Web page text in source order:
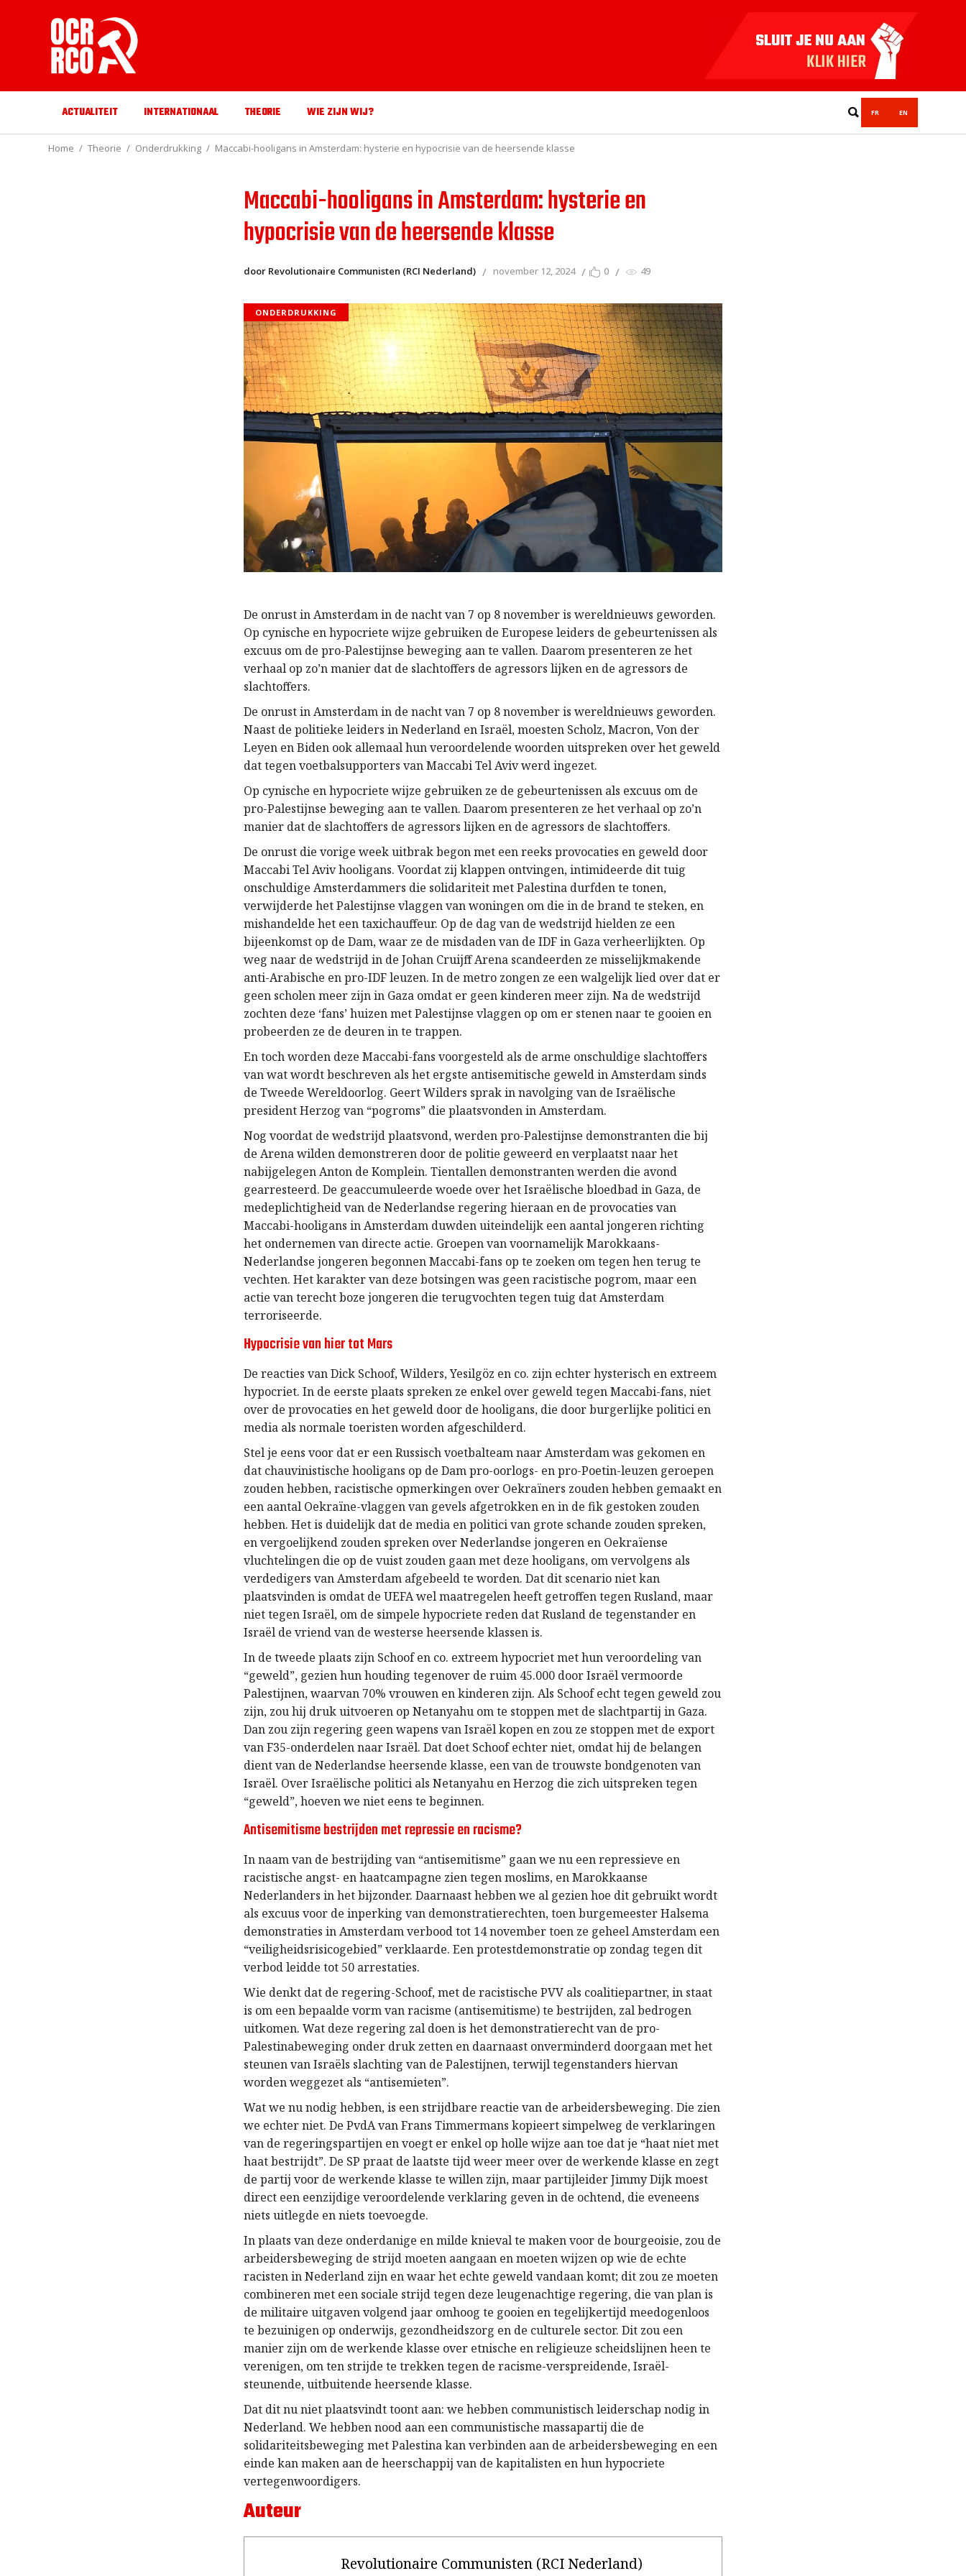
ACTUALITEIT INTERNATIONAAL THEORIE WIE ZIJN WIJ? FR EN
Home Theorie Onderdrukking Maccabi-hooligans in Amsterdam: hysterie en hypocrisie van de heersende klasse
Maccabi-hooligans in Amsterdam: hysterie en
hypocrisie van de heersende klasse
door Revolutionaire Communisten (RCI Nederland) november 12, 2024 0 49
ONDERDRUKKING
De onrust in Amsterdam in de nacht van 7 op 8 november is wereldnieuws geworden.
Op cynische en hypocriete wijze gebruiken de Europese leiders de gebeurtenissen als
excuus om de pro-Palestijnse beweging aan te vallen. Daarom presenteren ze het
verhaal op zo’n manier dat de slachtoffers de agressors lijken en de agressors de
slachtoffers.
De onrust in Amsterdam in de nacht van 7 op 8 november is wereldnieuws geworden.
Naast de politieke leiders in Nederland en Israël, moesten Scholz, Macron, Von der
Leyen en Biden ook allemaal hun veroordelende woorden uitspreken over het geweld
dat tegen voetbalsupporters van Maccabi Tel Aviv werd ingezet.
Op cynische en hypocriete wijze gebruiken ze de gebeurtenissen als excuus om de
pro-Palestijnse beweging aan te vallen. Daarom presenteren ze het verhaal op zo’n
manier dat de slachtoffers de agressors lijken en de agressors de slachtoffers.
De onrust die vorige week uitbrak begon met een reeks provocaties en geweld door
Maccabi Tel Aviv hooligans. Voordat zij klappen ontvingen, intimideerde dit tuig
onschuldige Amsterdammers die solidariteit met Palestina durfden te tonen,
verwijderde het Palestijnse vlaggen van woningen om die in de brand te steken, en
mishandelde het een taxichauffeur. Op de dag van de wedstrijd hielden ze een
bijeenkomst op de Dam, waar ze de misdaden van de IDF in Gaza verheerlijkten. Op
weg naar de wedstrijd in de Johan Cruijff Arena scandeerden ze misselijkmakende
anti-Arabische en pro-IDF leuzen. In de metro zongen ze een walgelijk lied over dat er
geen scholen meer zijn in Gaza omdat er geen kinderen meer zijn. Na de wedstrijd
zochten deze ‘fans’ huizen met Palestijnse vlaggen op om er stenen naar te gooien en
probeerden ze de deuren in te trappen.
En toch worden deze Maccabi-fans voorgesteld als de arme onschuldige slachtoffers
van wat wordt beschreven als het ergste antisemitische geweld in Amsterdam sinds
de Tweede Wereldoorlog. Geert Wilders sprak in navolging van de Israëlische
president Herzog van “pogroms” die plaatsvonden in Amsterdam.
Nog voordat de wedstrijd plaatsvond, werden pro-Palestijnse demonstranten die bij
de Arena wilden demonstreren door de politie geweerd en verplaatst naar het
nabijgelegen Anton de Komplein. Tientallen demonstranten werden die avond
gearresteerd. De geaccumuleerde woede over het Israëlische bloedbad in Gaza, de
medeplichtigheid van de Nederlandse regering hieraan en de provocaties van
Maccabi-hooligans in Amsterdam duwden uiteindelijk een aantal jongeren richting
het ondernemen van directe actie. Groepen van voornamelijk Marokkaans-
Nederlandse jongeren begonnen Maccabi-fans op te zoeken om tegen hen terug te
vechten. Het karakter van deze botsingen was geen racistische pogrom, maar een
actie van terecht boze jongeren die terugvochten tegen tuig dat Amsterdam
terroriseerde.
Hypocrisie van hier tot Mars
De reacties van Dick Schoof, Wilders, Yesilgöz en co. zijn echter hysterisch en extreem
hypocriet. In de eerste plaats spreken ze enkel over geweld tegen Maccabi-fans, niet
over de provocaties en het geweld door de hooligans, die door burgerlijke politici en
media als normale toeristen worden afgeschilderd.
Stel je eens voor dat er een Russisch voetbalteam naar Amsterdam was gekomen en
dat chauvinistische hooligans op de Dam pro-oorlogs- en pro-Poetin-leuzen geroepen
zouden hebben, racistische opmerkingen over Oekraïners zouden hebben gemaakt en
een aantal Oekraïne-vlaggen van gevels afgetrokken en in de fik gestoken zouden
hebben. Het is duidelijk dat de media en politici van grote schande zouden spreken,
en vergoelijkend zouden spreken over Nederlandse jongeren en Oekraïense
vluchtelingen die op de vuist zouden gaan met deze hooligans, om vervolgens als
verdedigers van Amsterdam afgebeeld te worden. Dat dit scenario niet kan
plaatsvinden is omdat de UEFA wel maatregelen heeft getroffen tegen Rusland, maar
niet tegen Israël, om de simpele hypocriete reden dat Rusland de tegenstander en
Israël de vriend van de westerse heersende klassen is.
In de tweede plaats zijn Schoof en co. extreem hypocriet met hun veroordeling van
“geweld”, gezien hun houding tegenover de ruim 45.000 door Israël vermoorde
Palestijnen, waarvan 70% vrouwen en kinderen zijn. Als Schoof echt tegen geweld zou
zijn, zou hij druk uitvoeren op Netanyahu om te stoppen met de slachtpartij in Gaza.
Dan zou zijn regering geen wapens van Israël kopen en zou ze stoppen met de export
van F35-onderdelen naar Israël. Dat doet Schoof echter niet, omdat hij de belangen
dient van de Nederlandse heersende klasse, een van de trouwste bondgenoten van
Israël. Over Israëlische politici als Netanyahu en Herzog die zich uitspreken tegen
“geweld”, hoeven we niet eens te beginnen.
Antisemitisme bestrijden met repressie en racisme?
In naam van de bestrijding van “antisemitisme” gaan we nu een repressieve en
racistische angst- en haatcampagne zien tegen moslims, en Marokkaanse
Nederlanders in het bijzonder. Daarnaast hebben we al gezien hoe dit gebruikt wordt
als excuus voor de inperking van demonstratierechten, toen burgemeester Halsema
demonstraties in Amsterdam verbood tot 14 november toen ze geheel Amsterdam een
“veiligheidsrisicogebied” verklaarde. Een protestdemonstratie op zondag tegen dit
verbod leidde tot 50 arrestaties.
Wie denkt dat de regering-Schoof, met de racistische PVV als coalitiepartner, in staat
is om een bepaalde vorm van racisme (antisemitisme) te bestrijden, zal bedrogen
uitkomen. Wat deze regering zal doen is het demonstratierecht van de pro-
Palestinabeweging onder druk zetten en daarnaast onverminderd doorgaan met het
steunen van Israëls slachting van de Palestijnen, terwijl tegenstanders hiervan
worden weggezet als “antisemieten”.
Wat we nu nodig hebben, is een strijdbare reactie van de arbeidersbeweging. Die zien
we echter niet. De PvdA van Frans Timmermans kopieert simpelweg de verklaringen
van de regeringspartijen en voegt er enkel op holle wijze aan toe dat je “haat niet met
haat bestrijdt”. De SP praat de laatste tijd weer meer over de werkende klasse en zegt
de partij voor de werkende klasse te willen zijn, maar partijleider Jimmy Dijk moest
direct een eenzijdige veroordelende verklaring geven in de ochtend, die eveneens
niets uitlegde en niets toevoegde.
In plaats van deze onderdanige en milde knieval te maken voor de bourgeoisie, zou de
arbeidersbeweging de strijd moeten aangaan en moeten wijzen op wie de echte
racisten in Nederland zijn en waar het echte geweld vandaan komt; dit zou ze moeten
combineren met een sociale strijd tegen deze leugenachtige regering, die van plan is
de militaire uitgaven volgend jaar omhoog te gooien en tegelijkertijd meedogenloos
te bezuinigen op onderwijs, gezondheidszorg en de culturele sector. Dit zou een
manier zijn om de werkende klasse over etnische en religieuze scheidslijnen heen te
verenigen, om ten strijde te trekken tegen de racisme-verspreidende, Israël-
steunende, uitbuitende heersende klasse.
Dat dit nu niet plaatsvindt toont aan: we hebben communistisch leiderschap nodig in
Nederland. We hebben nood aan een communistische massapartij die de
solidariteitsbeweging met Palestina kan verbinden aan de arbeidersbeweging en een
einde kan maken aan de heerschappij van de kapitalisten en hun hypocriete
vertegenwoordigers.
Auteur
Revolutionaire Communisten (RCI Nederland)